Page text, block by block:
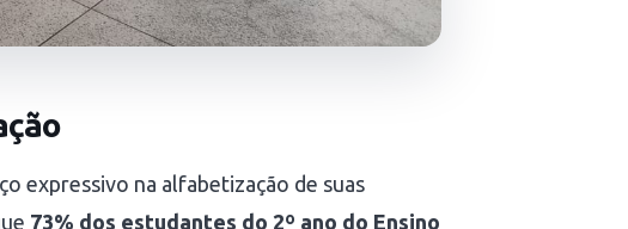
expressivo na alfabetização de suas
73% dos estudantes do 2º ano do Ensino